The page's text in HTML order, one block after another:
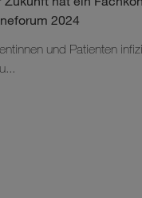
2024
und Patienten